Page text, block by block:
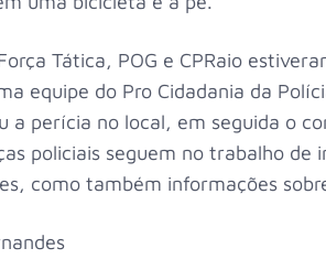
Tática, POG e CPRaio
equipe do Pro Cidadania da
a perícia no local, em seguida o
policiais seguem no trabalho
como também informações